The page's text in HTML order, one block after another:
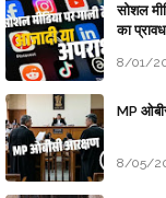
सोशल
का
8/01/
MP
8/05/